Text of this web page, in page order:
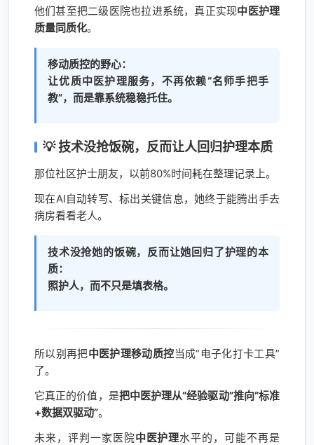
他们甚至把二级医院也拉进系统，真正实现中医护理
质量同质化。
移动质控的野心：
让优质中医护理服务，不再依赖“名师手把手
教”，而是靠系统稳稳托住。
💡 技术没抢饭碗，反而让人回归护理本质
那位社区护士朋友，以前80%时间耗在整理记录上。
现在AI自动转写、标出关键信息，她终于能腾出手去
病房看看老人。
技术没抢她的饭碗，反而让她回归了护理的本
质：
照护人，而不只是填表格。
所以别再把中医护理移动质控当成“电子化打卡工具”
了。
它真正的价值，是把中医护理从“经验驱动”推向“标准
+数据双驱动”。
未来，评判一家医院中医护理水平的，可能不再是